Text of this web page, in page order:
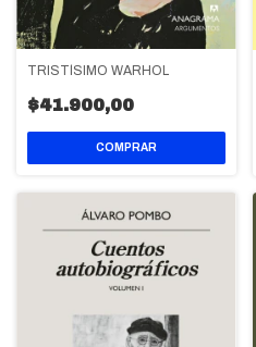
TRISTÍSIMO WARHOL
$41.900,00